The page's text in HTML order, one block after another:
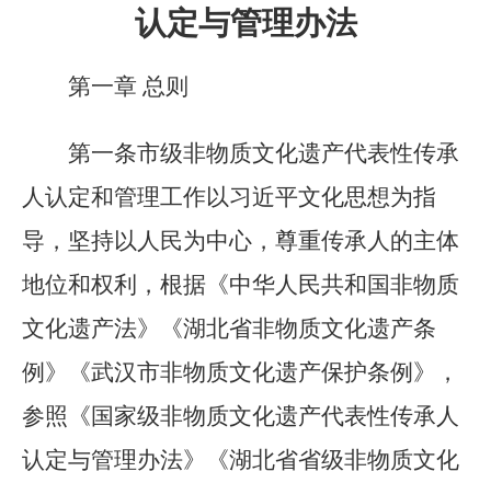
认定与管理办法
第一章 总则
第一条市级非物质文化遗产代表性传承
人认定和管理工作以习近平文化思想为指
导，坚持以人民为中心，尊重传承人的主体
地位和权利
，根据《中华人民共和国非物质
文化遗产法》《湖北省非物质文化遗产条
例》《武汉市非物质文化遗产保护条例》，
参照《国家级非物质文化遗产代表性传承人
认定与管理办法》《湖北省省级非物质文化